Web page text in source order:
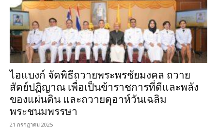
ไอแบงก์ จัดพิธีถวายพระพรชัยมงคล ถวาย
สัตย์ปฏิญาณ เพื่อเป็นข้าราชการที่ดีและพลัง
ของแผ่นดิน และถวายดุอาห์วันเฉลิม
พระชนมพรรษา
21 กรกฎาคม 2025